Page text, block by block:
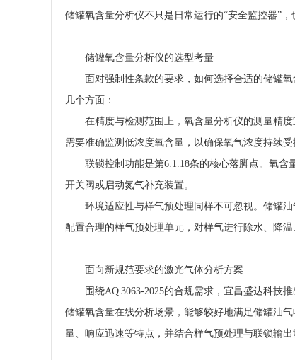
储罐氧含量分析仪不只是日常运行的“安全监控器”
储罐氧含量分析仪的选型考量
面对强制性条款的要求，如何选择合适的储罐
几个方面：
在精度与检测范围上，氧含量分析仪的测量精
需要准确监测低浓度氧含量，以确保氧气浓度持续受
联锁控制功能是第6.1.18条的核心落脚点。氧
开关阀或启动氮气补充装置。
环境适应性与样气预处理同样不可忽视。储罐
配置合理的样气预处理单元，对样气进行除水、降
面向新规范要求的激光气体分析方案
围绕AQ 3063‑2025的合规需求，宜昌盛达科技
储罐氧含量在线分析场景，能够较好地满足储罐油
量、响应迅速等特点，并结合样气预处理与联锁输